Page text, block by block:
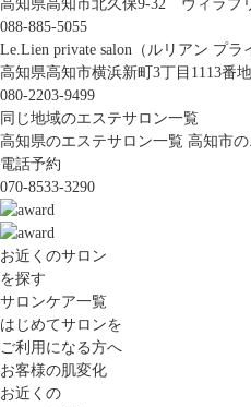
高知県高知市北久保9-32 ヴィラブ
088-885-5055
Le.Lien private salon（ルリアン プラ
高知県高知市横浜新町3丁目1113番地
080-2203-9499
同じ地域のエステサロン一覧
高知県のエステサロン一覧 高知市
電話予約
070-8533-3290
お近くのサロン
を探す
サロンケア一覧
はじめてサロンを
ご利用になる方へ
お客様の肌変化
お近くの